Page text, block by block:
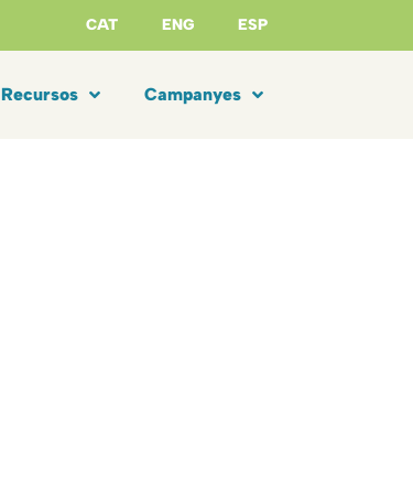
CAT ENG ESP
Recursos Campanyes